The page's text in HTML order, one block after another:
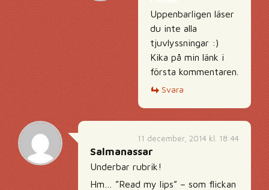
Uppenbarligen läser
du inte alla
tjuvlyssningar :)
Kika på min länk i
första kommentaren.
Svara
11 december, 2014 kl. 18:44
Salmanassar
Underbar rubrik!
Hm… ”Read my lips” – som flickan